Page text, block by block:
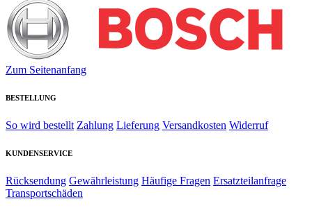
Zum Seitenanfang
BESTELLUNG
So wird bestellt Zahlung Lieferung Versandkosten Widerruf
KUNDENSERVICE
Rücksendung Gewährleistung Häufige Fragen Ersatzteilanfrage
Transportschäden